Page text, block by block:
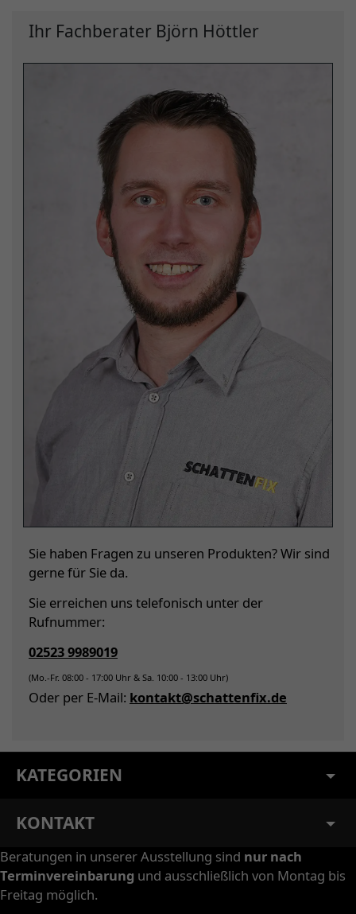
Ihr Fachberater Björn Höttler
Sie haben Fragen zu unseren Produkten? Wir sind
gerne für Sie da.
Sie erreichen uns telefonisch unter der
Rufnummer:
02523 9989019
(Mo.-Fr. 08:00 - 17:00 Uhr & Sa. 10:00 - 13:00 Uhr)
Oder per E-Mail: kontakt@schattenfix.de
KATEGORIEN
KONTAKT
Beratungen in unserer Ausstellung sind nur nach
Terminvereinbarung und ausschließlich von Montag bis
Freitag möglich.